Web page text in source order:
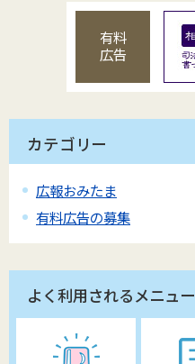
有料
広告
カテゴリー
広報おみたま
有料広告の募集
よく利用されるメニュー